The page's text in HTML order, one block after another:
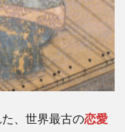
、世界最古の恋愛